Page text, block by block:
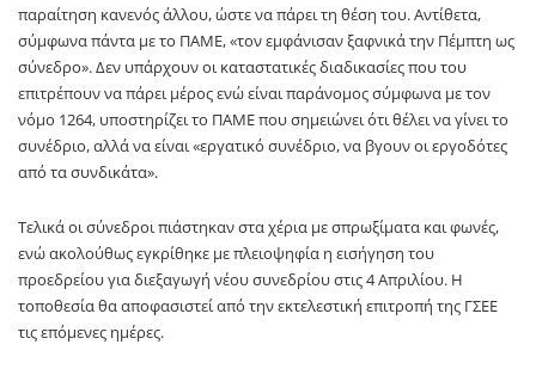
παραίτηση κανενός άλλου, ώστε να πάρει τη θέση του. Αντίθετα,
σύμφωνα πάντα με το ΠΑΜΕ, «τον εμφάνισαν ξαφνικά την Πέμπτη ως
σύνεδρο». Δεν υπάρχουν οι καταστατικές διαδικασίες που του
επιτρέπουν να πάρει μέρος ενώ είναι παράνομος σύμφωνα με τον
νόμο 1264, υποστηρίζει το ΠΑΜΕ που σημειώνει ότι θέλει να γίνει το
συνέδριο, αλλά να είναι «εργατικό συνέδριο, να βγουν οι εργοδότες
από τα συνδικάτα».
Τελικά οι σύνεδροι πιάστηκαν στα χέρια με σπρωξίματα και φωνές,
ενώ ακολούθως εγκρίθηκε με πλειοψηφία η εισήγηση του
προεδρείου για διεξαγωγή νέου συνεδρίου στις 4 Απριλίου. Η
τοποθεσία θα αποφασιστεί από την εκτελεστική επιτροπή της ΓΣΕΕ
τις επόμενες ημέρες.